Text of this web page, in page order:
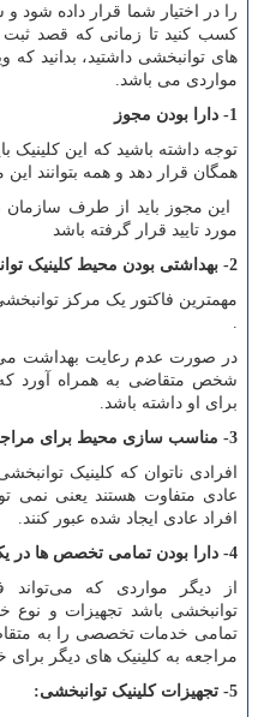
را در اختیار شما قرار داده شود
کسب کنید تا زمانی که قصد ثبت
های توانبخشی داشتید، بدانید
مواردی می باشد.
1- دارا بودن مجوز
توجه داشته باشید که این کلینیک
همگان قرار دهد و همه بتوانند این
این مجوز باید از طرف
مورد تایید قرار گرفته باشد
2- بهداشتی بودن محیط کلینیک توانبخشی
مهمترین فاکتور یک مرکز
.
در صورت عدم رعایت بهداشت می
شخص متقاضی به همراه آورد
برای او داشته باشد.
3- مناسب سازی محیط برای مراجعه کنندگان
افرادی ناتوان که کلینیک
عادی متفاوت هستند یعنی نمی
افراد عادی ایجاد شده عبور کنند.
4- دارا بودن تمامی تخصص ها در یک کلینیک توانبخشی
از دیگر مواردی که می‌تواند
توانبخشی باشد تجهیزات و نوع
تمامی خدمات تخصصی را به
مراجعه به کلینیک های دیگر برای
5- تجهیزات کلینیک توانبخشی: